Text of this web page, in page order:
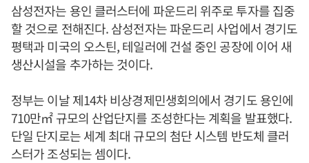
삼성전자는 용인 클러스터에 파운드리 위주로 투자를 집중
할 것으로 전해진다. 삼성전자는 파운드리 사업에서 경기도
평택과 미국의 오스틴, 테일러에 건설 중인 공장에 이어 새
생산시설을 추가하는 것이다.
정부는 이날 제14차 비상경제민생회의에서 경기도 용인에
710만㎡ 규모의 산업단지를 조성한다는 계획을 발표했다.
단일 단지로는 세계 최대 규모의 첨단 시스템 반도체 클러
스터가 조성되는 셈이다.